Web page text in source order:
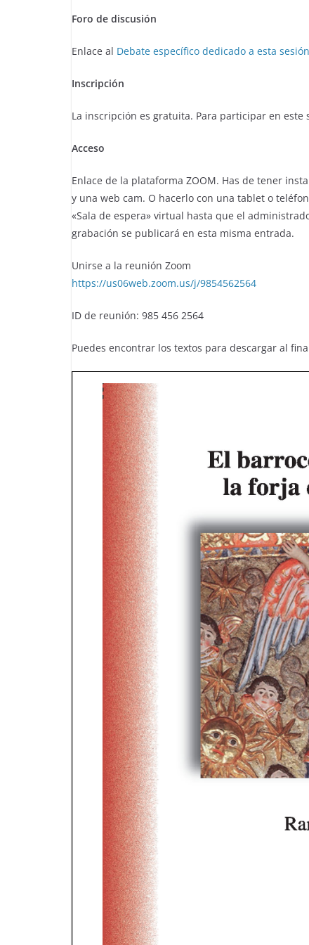
Foro de discusión
Enlace al Debate específico dedicado a esta
Inscripción
La inscripción es gratuita. Para participar en
Acceso
Enlace de la plataforma ZOOM. Has de tener
y una web cam. O hacerlo con una tablet o
«Sala de espera» virtual hasta que el
grabación se publicará en esta misma entrada.
Unirse a la reunión Zoom
https://us06web.zoom.us/j/9854562564
ID de reunión: 985 456 2564
Puedes encontrar los textos para descargar al